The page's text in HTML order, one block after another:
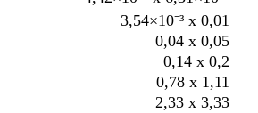
3,54×10⁻³ x 0,01
0,04 x 0,05
0,14 x 0,2
0,78 x 1,11
2,33 x 3,33